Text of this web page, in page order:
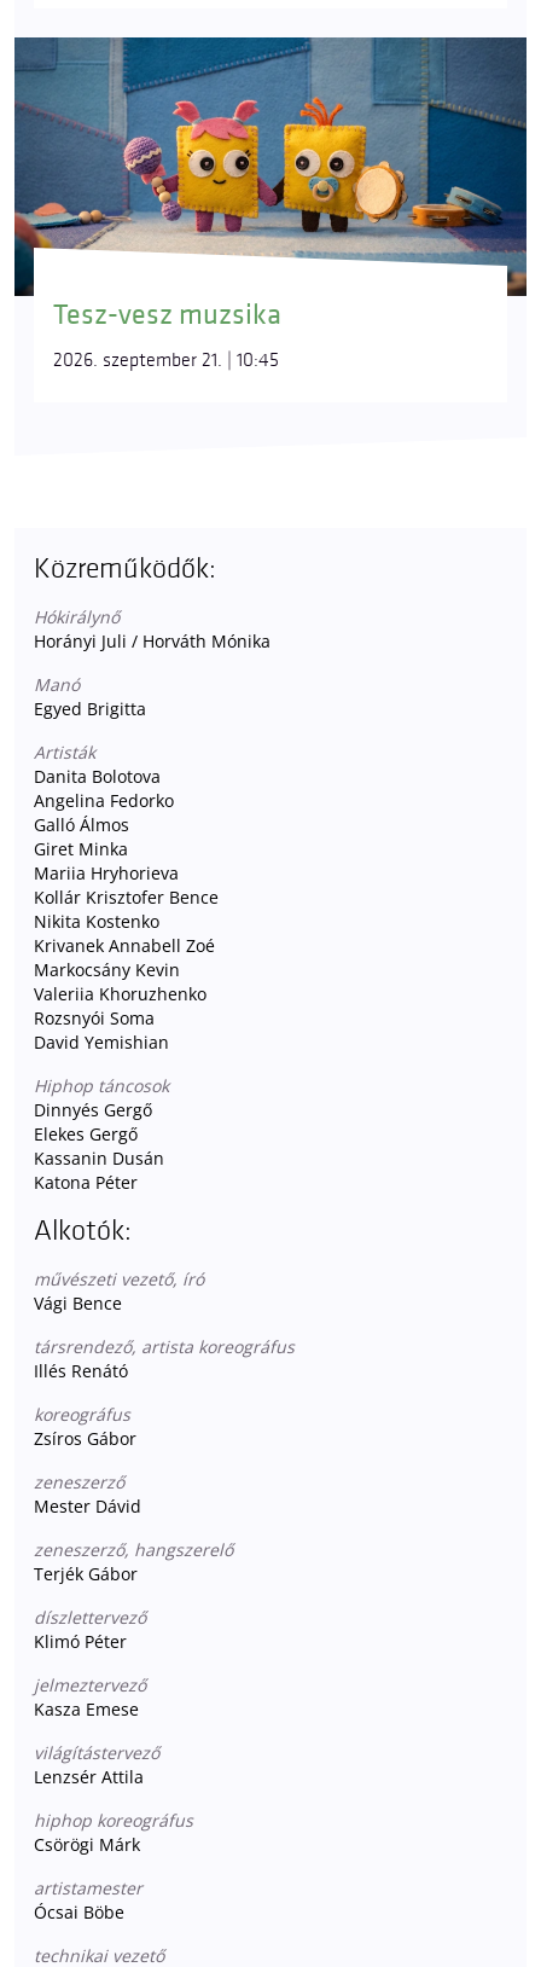
Tesz-vesz muzsika
2026. szeptember 21. | 10:45
Közreműködők:
Hókirálynő
Horányi Juli / Horváth Mónika
Manó
Egyed Brigitta
Artisták
Danita Bolotova
Angelina Fedorko
Galló Álmos
Giret Minka
Mariia Hryhorieva
Kollár Krisztofer Bence
Nikita Kostenko
Krivanek Annabell Zoé
Markocsány Kevin
Valeriia Khoruzhenko
Rozsnyói Soma
David Yemishian
Hiphop táncosok
Dinnyés Gergő
Elekes Gergő
Kassanin Dusán
Katona Péter
Alkotók:
művészeti vezető, író
Vági Bence
társrendező, artista koreográfus
Illés Renátó
koreográfus
Zsíros Gábor
zeneszerző
Mester Dávid
zeneszerző, hangszerelő
Terjék Gábor
díszlettervező
Klimó Péter
jelmeztervező
Kasza Emese
világítástervező
Lenzsér Attila
hiphop koreográfus
Csörögi Márk
artistamester
Ócsai Böbe
technikai vezető